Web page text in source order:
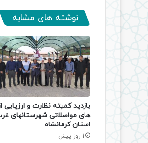
نوشته های مشابه
بازدید کمیته نظارت و ارزیابی
های مواصلاتی شهرستانهای
استان کرمانشاه
1 روز پیش